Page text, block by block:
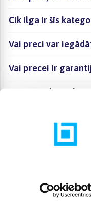
Cik ilga ir šīs
Vai preci var
Vai precei ir
Kā visērtāk